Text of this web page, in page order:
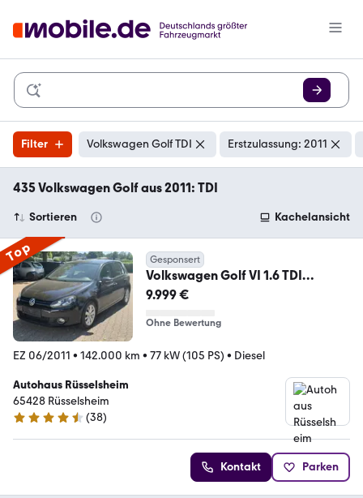
Filter Volkswagen Golf TDI Erstzulassung: 2011
435 Volkswagen Golf aus 2011: TDI
Sortieren Kachelansicht
Top Gesponsert
Volkswagen Golf VI 1.6 TDI
Trendline*DSG*KEYLESS*KAMERA
9.999 €
Ohne Bewertung
EZ 06/2011 • 142.000 km • 77 kW (105 PS) • Diesel
Autohaus Rüsselsheim
65428 Rüsselsheim
4.4 Sterne
(38)
Kontakt Parken